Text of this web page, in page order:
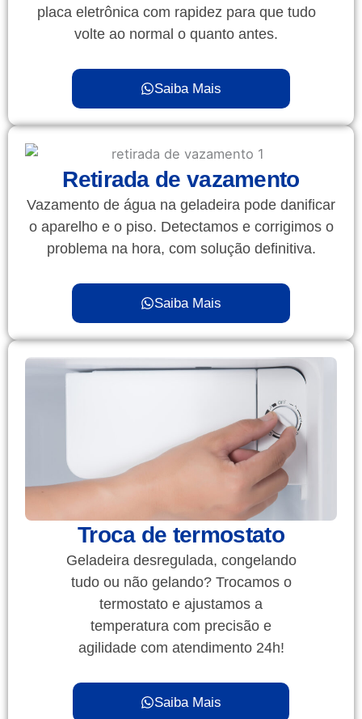
placa eletrônica com rapidez para que tudo
volte ao normal o quanto antes.
Saiba Mais
Retirada de vazamento
Vazamento de água na geladeira pode danificar
o aparelho e o piso. Detectamos e corrigimos o
problema na hora, com solução definitiva.
Saiba Mais
Troca de termostato
Geladeira desregulada, congelando
tudo ou não gelando? Trocamos o
termostato e ajustamos a
temperatura com precisão e
agilidade com atendimento 24h!
Saiba Mais